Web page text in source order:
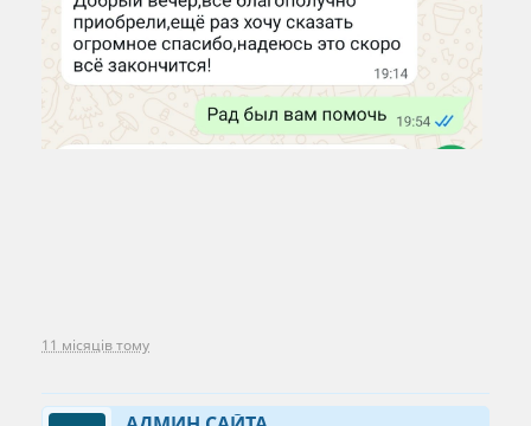
11 місяців тому